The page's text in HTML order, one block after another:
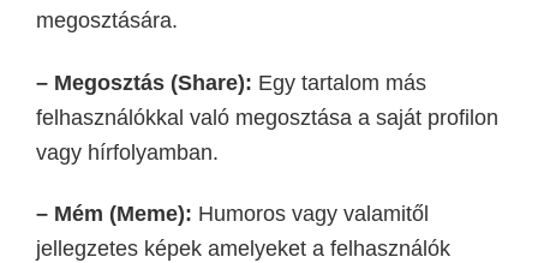
megosztására.
– Megosztás (Share): Egy tartalom más
felhasználókkal való megosztása a saját profilon
vagy hírfolyamban.
– Mém (Meme): Humoros vagy valamitől
jellegzetes képek amelyeket a felhasználók